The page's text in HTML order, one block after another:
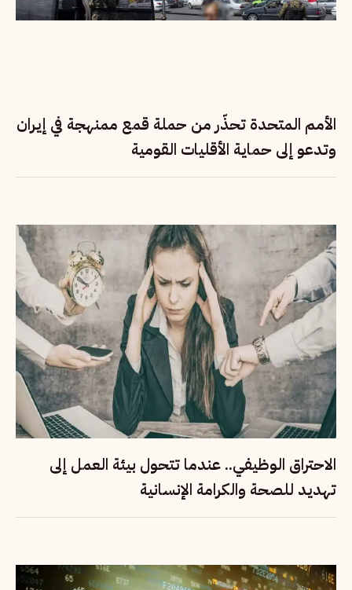
الأمم المتحدة تحذّر من حملة قمع ممنهجة في إيران
وتدعو إلى حماية الأقليات القومية
الاحتراق الوظيفي.. عندما تتحول بيئة العمل إلى
تهديد للصحة والكرامة الإنسانية